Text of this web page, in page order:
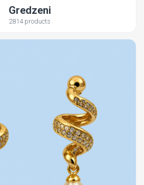
Gredzeni
2814 products